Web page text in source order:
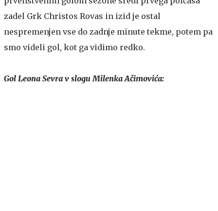
zadel Grk Christos Rovas in izid je ostal
nespremenjen vse do zadnje minute tekme, potem pa
smo videli gol, kot ga vidimo redko.
Gol Leona Sevra v slogu Milenka Ačimovića: